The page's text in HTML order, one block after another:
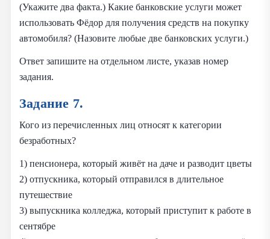
(Укажите два факта.) Какие банковские услуги может
использовать Фёдор для получения средств на покупку
автомобиля? (Назовите любые две банковских услуги.)
Ответ запишите на отдельном листе, указав номер
задания.
Задание 7.
Кого из перечисленных лиц относят к категории
безработных?
1) пенсионера, который живёт на даче и разводит цветы
2) отпускника, который отправился в длительное
путешествие
3) выпускника колледжа, который приступит к работе в
сентябре